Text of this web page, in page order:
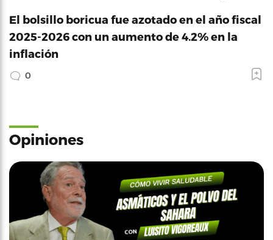
El bolsillo boricua fue azotado en el año fiscal
2025-2026 con un aumento de 4.2% en la
inflación
0
Opiniones